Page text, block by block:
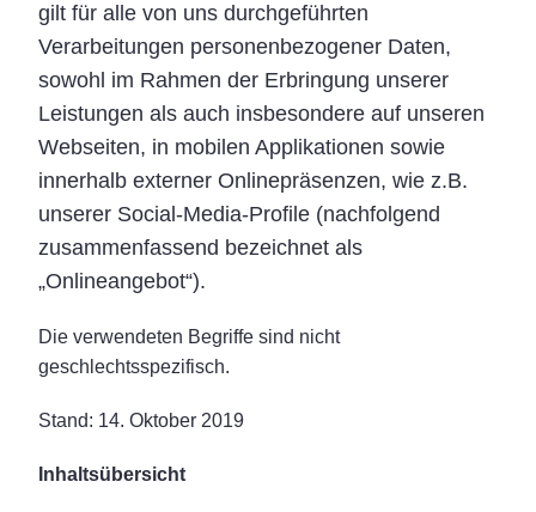
gilt für alle von uns durchgeführten
Verarbeitungen personenbezogener Daten,
sowohl im Rahmen der Erbringung unserer
Leistungen als auch insbesondere auf unseren
Webseiten, in mobilen Applikationen sowie
innerhalb externer Onlinepräsenzen, wie z.B.
unserer Social-Media-Profile (nachfolgend
zusammenfassend bezeichnet als
„Onlineangebot“).
Die verwendeten Begriffe sind nicht
geschlechtsspezifisch.
Stand: 14. Oktober 2019
Inhaltsübersicht